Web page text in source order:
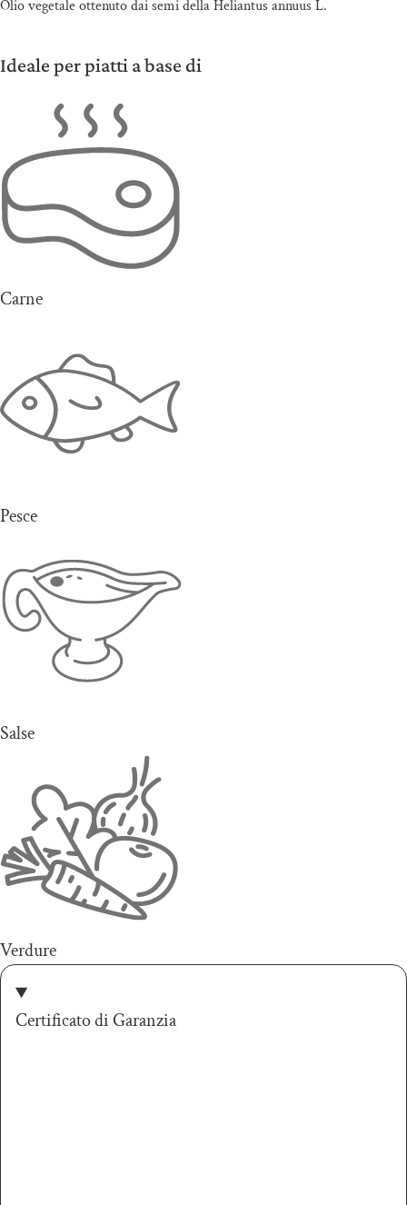
Olio vegetale ottenuto dai semi della Heliantus annuus L.
Ideale per piatti a base di
Carne
Pesce
Salse
Verdure
Certificato di Garanzia